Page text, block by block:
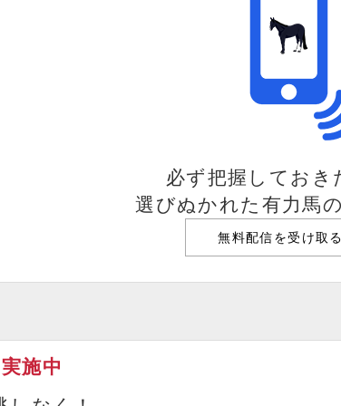
必ず把握しておき
選びぬかれた有力馬
無料配信を受け取る
施中